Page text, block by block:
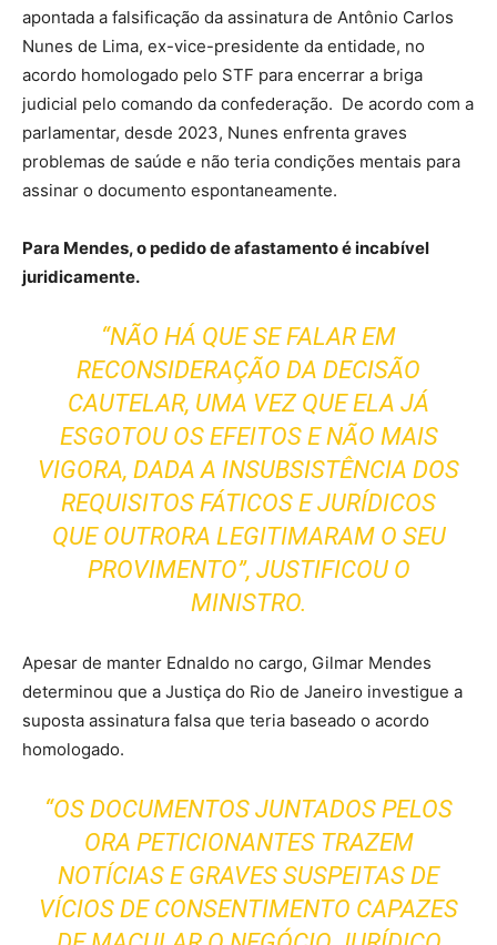
apontada a falsificação da assinatura de Antônio Carlos
Nunes de Lima, ex-vice-presidente da entidade, no
acordo homologado pelo STF para encerrar a briga
judicial pelo comando da confederação. De acordo com a
parlamentar, desde 2023, Nunes enfrenta graves
problemas de saúde e não teria condições mentais para
assinar o documento espontaneamente.
Para Mendes, o pedido de afastamento é incabível
juridicamente.
“NÃO HÁ QUE SE FALAR EM
RECONSIDERAÇÃO DA DECISÃO
CAUTELAR, UMA VEZ QUE ELA JÁ
ESGOTOU OS EFEITOS E NÃO MAIS
VIGORA, DADA A INSUBSISTÊNCIA DOS
REQUISITOS FÁTICOS E JURÍDICOS
QUE OUTRORA LEGITIMARAM O SEU
PROVIMENTO”, JUSTIFICOU O
MINISTRO.
Apesar de manter Ednaldo no cargo, Gilmar Mendes
determinou que a Justiça do Rio de Janeiro investigue a
suposta assinatura falsa que teria baseado o acordo
homologado.
“OS DOCUMENTOS JUNTADOS PELOS
ORA PETICIONANTES TRAZEM
NOTÍCIAS E GRAVES SUSPEITAS DE
VÍCIOS DE CONSENTIMENTO CAPAZES